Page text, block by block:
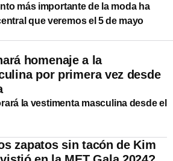
más importante de la moda ha
que veremos el 5 de mayo
homenaje a la
por primera vez desde
la vestimenta masculina desde el
zapatos sin tacón de Kim